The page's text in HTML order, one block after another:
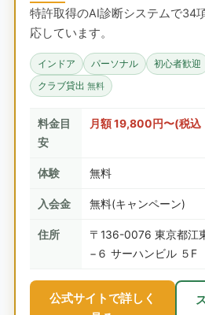
特許取得のAI診断システムで34
応しています。
インドア パーソナル 初心者歓迎
クラブ貸出 無料
料金目
安
月額 19,800円〜(税込
体験 無料
入会金 無料(キャンペーン)
住所
〒136-0076 東京都江
−６ サーハンビル ５F
公式サイトで詳しく